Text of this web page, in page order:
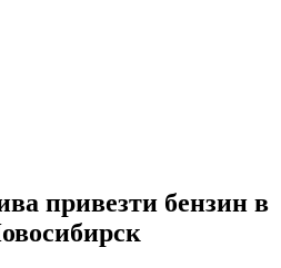
привезти бензин в